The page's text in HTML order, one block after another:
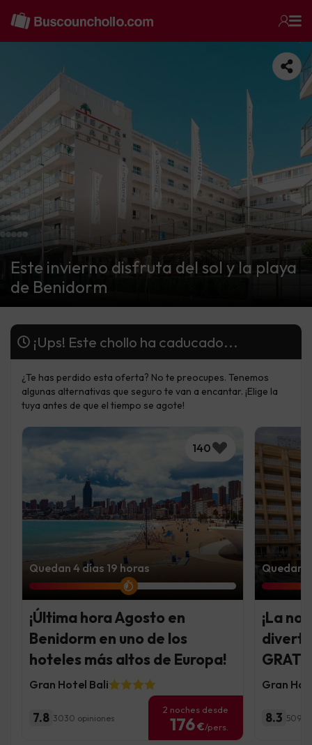
Este invierno disfruta del sol y la playa
de Benidorm
¡Ups! Este chollo ha caducado...
¿Te has perdido esta oferta? No te preocupes. Tenemos
algunas alternativas que seguro te van a encantar. ¡Elige la
tuya antes de que el tiempo se agote!
140
Quedan 4 días 19 horas
¡Última hora Agosto en
Benidorm en uno de los
hoteles más altos de Europa!
Gran Hotel Bali
7.8 3030 opiniones
2 noches desde
176€/pers.
Quedan
¡La
Gran
8.3 5095